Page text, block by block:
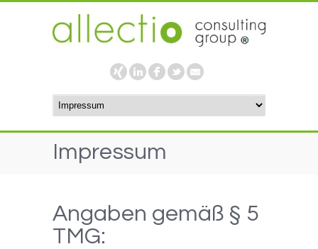
Impressum
Angaben gemäß § 5
TMG: